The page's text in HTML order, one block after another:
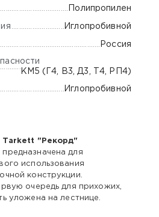
Полипропилен
Иглопробивной
Россия
КМ5 (Г4, В3, Д3, Т4, РП4)
Иглопробивной
Tarkett "Рекорд"
предназначена для
использования
конструкции.
очередь для прихожих,
уложена на лестнице.